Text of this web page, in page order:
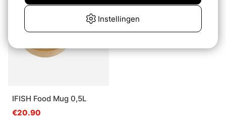
IFISH Food Mug 0,5L
€20.90
Instellingen